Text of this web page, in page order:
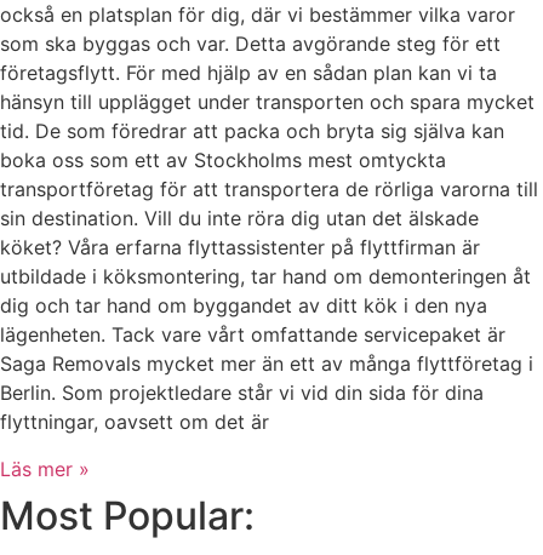
också en platsplan för dig, där vi bestämmer vilka varor
som ska byggas och var. Detta avgörande steg för ett
företagsflytt. För med hjälp av en sådan plan kan vi ta
hänsyn till upplägget under transporten och spara mycket
tid. De som föredrar att packa och bryta sig själva kan
boka oss som ett av Stockholms mest omtyckta
transportföretag för att transportera de rörliga varorna till
sin destination. Vill du inte röra dig utan det älskade
köket? Våra erfarna flyttassistenter på flyttfirman är
utbildade i köksmontering, tar hand om demonteringen åt
dig och tar hand om byggandet av ditt kök i den nya
lägenheten. Tack vare vårt omfattande servicepaket är
Saga Removals mycket mer än ett av många flyttföretag i
Berlin. Som projektledare står vi vid din sida för dina
flyttningar, oavsett om det är
Läs mer »
Most Popular: